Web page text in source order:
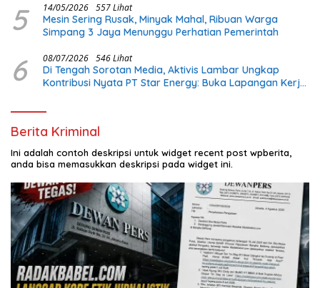
5 14/05/2026 557 Lihat
Mesin Sering Rusak, Minyak Mahal, Ribuan Warga
Simpang 3 Jaya Menunggu Perhatian Pemerintah
6 08/07/2026 546 Lihat
Di Tengah Sorotan Media, Aktivis Lambar Ungkap
Kontribusi Nyata PT Star Energy: Buka Lapangan Kerja
Berita Kriminal
Ini adalah contoh deskripsi untuk widget recent post wpberita,
anda bisa memasukkan deskripsi pada widget ini.